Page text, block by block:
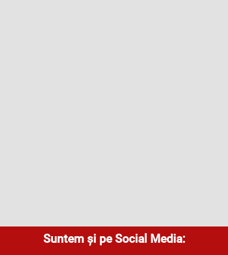
Suntem și pe Social Media: